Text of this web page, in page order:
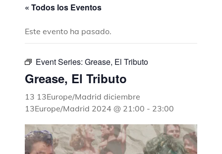
« Todos los Eventos
Este evento ha pasado.
Event Series: Grease, El Tributo
Grease, El Tributo
13 13Europe/Madrid diciembre
13Europe/Madrid 2024 @ 21:00 - 23:00